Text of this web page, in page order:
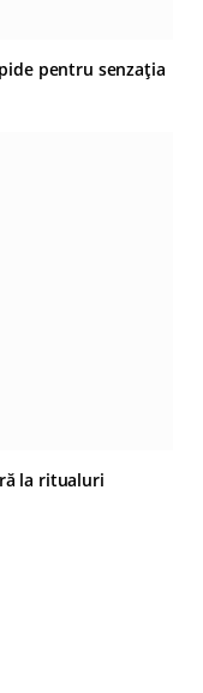
pentru senzația
la ritualuri